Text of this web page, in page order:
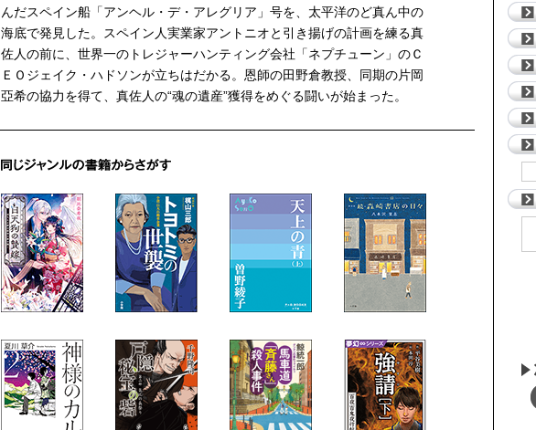
んだスペイン船「アンヘル・デ・アレグリア」号を、太平洋のど真ん中の
海底で発見した。スペイン人実業家アントニオと引き揚げの計画を練る真
佐人の前に、世界一のトレジャーハンティング会社「ネプチューン」のＣ
ＥＯジェイク・ハドソンが立ちはだかる。恩師の田野倉教授、同期の片岡
亞希の協力を得て、真佐人の“魂の遺産”獲得をめぐる闘いが始まった。